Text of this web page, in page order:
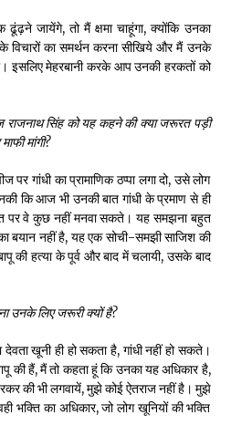
जायेंगे, तो मैं क्षमा चाहूंगा, क्योंकि उनका
का समर्थन करना सीखिये और मैं उनके
इसलिए मेहरबानी करके आप उनकी हरकतों को
सिंह को यह कहने की क्या जरूरत पड़ी
मांगी?
गांधी का प्रामाणिक ठप्पा लगा दो, उसे लोग
कि आज भी उनकी बात गांधी के प्रमाण से ही
पर वे कुछ नहीं मनवा सकते। यह समझना बहुत
बयान नहीं है, यह एक सोची-समझी साजिश की
की हत्या के पूर्व और बाद में चलायी, उसके बाद
उनके लिए जरूरी क्यों है?
खूनी ही हो सकता है, गांधी नहीं हो सकते।
की हैं, मैं तो कहता हूं कि उनका यह अधिकार है,
की भी लगवायें, मुझे कोई ऐतराज नहीं है। मुझे
भक्ति का अधिकार, जो लोग खूनियों की भक्ति